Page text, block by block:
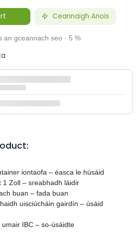
Ceannaigh Anois
an gceannach seo · 5 %
iontaofa – éasca le húsáid
1 Zoll – sreabhadh láidir
buan – fada buan
uisciúcháin gairdín – úsáid
IBC – so-úsáidte